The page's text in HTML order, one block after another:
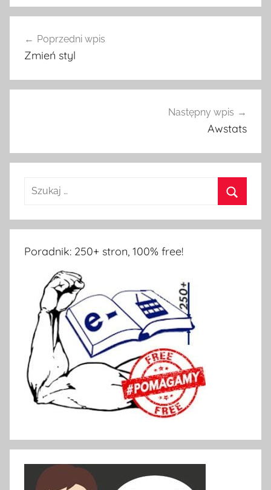
wpisu
Poprzedni wpis
Zmień styl
Następny wpis
Awstats
Poradnik: 250+ stron, 100% free!